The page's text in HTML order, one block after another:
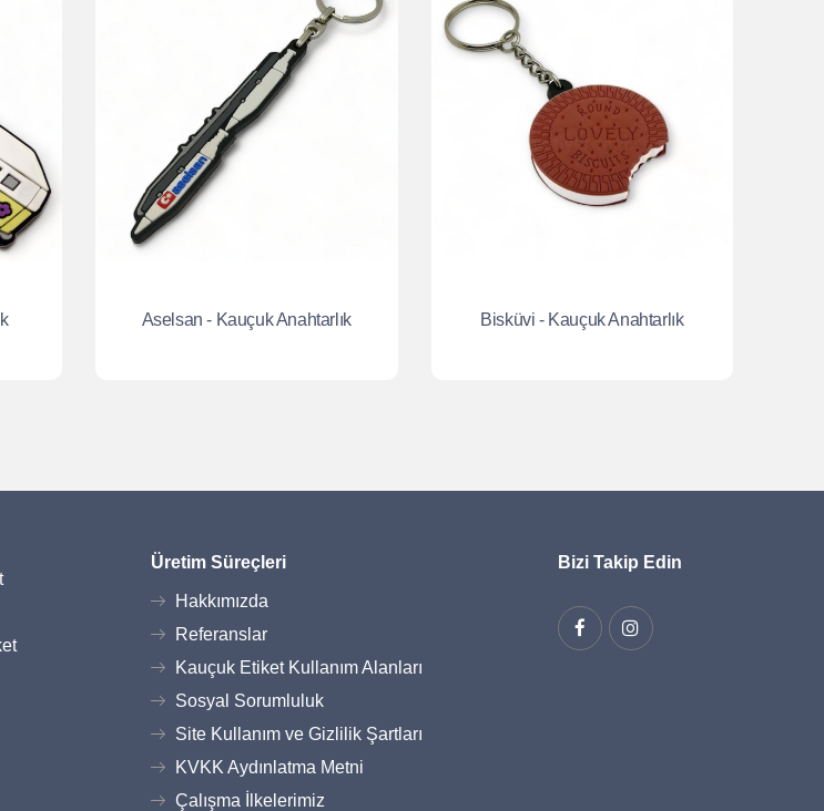
Aselsan - Kauçuk Anahtarlık Bisküvi - Kauçuk Anahtarlık
Üretim Süreçleri
Hakkımızda
Referanslar
Kauçuk Etiket Kullanım Alanları
Sosyal Sorumluluk
Site Kullanım ve Gizlilik Şartları
KVKK Aydınlatma Metni
Çalışma İlkelerimiz
Bizi Takip Edin